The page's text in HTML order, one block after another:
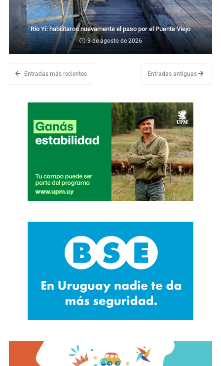
Río Yí: habilitaron nuevamente el paso por el Puente Viejo
9 de agosto de 2026
Entradas más recientes Entradas antiguas